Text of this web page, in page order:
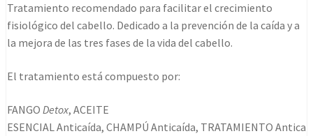
Tratamiento recomendado para facilitar el crecimiento
fisiológico del cabello. Dedicado a la prevención de la caída y a
la mejora de las tres fases de la vida del cabello.
El tratamiento está compuesto por:
FANGO Detox, ACEITE
ESENCIAL Anticaída, CHAMPÚ Anticaída, TRATAMIENTO Antica